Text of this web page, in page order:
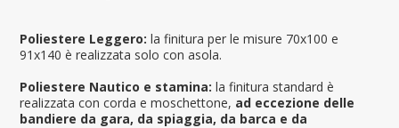
Poliestere Leggero: la finitura per le misure 70x100 e
91x140 è realizzata solo con asola.
Poliestere Nautico e stamina: la finitura standard è
realizzata con corda e moschettone, ad eccezione delle
bandiere da gara, da spiaggia, da barca e da